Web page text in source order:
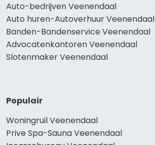
Auto-bedrijven Veenendaal
Auto huren-Autoverhuur Veenendaal
Banden-Bandenservice Veenendaal
Advocatenkantoren Veenendaal
Slotenmaker Veenendaal
Populair
Woningruil Veenendaal
Prive Spa-Sauna Veenendaal